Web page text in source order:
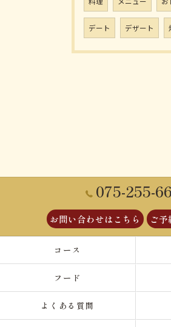
デート デザート
075-255-
お問い合わせはこちら ご予
コース
フード
よくある質問